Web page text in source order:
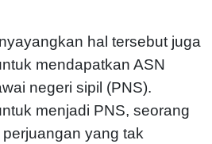
hal tersebut juga
mendapatkan ASN
negeri sipil (PNS).
menjadi PNS, seorang
yang tak